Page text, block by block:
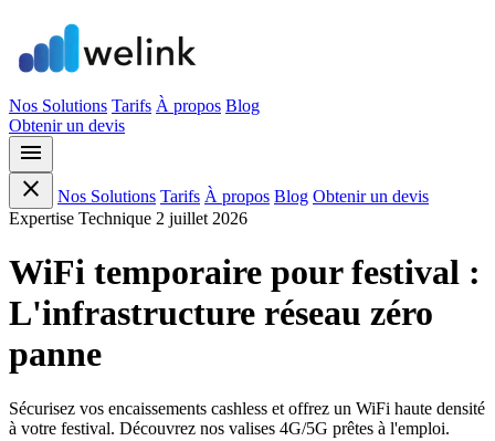
Nos Solutions Tarifs À propos Blog
Obtenir un devis
menu
close
Nos Solutions Tarifs À propos Blog Obtenir un devis
Expertise Technique 2 juillet 2026
WiFi temporaire pour festival :
L'infrastructure réseau zéro
panne
Sécurisez vos encaissements cashless et offrez un WiFi haute densité
à votre festival. Découvrez nos valises 4G/5G prêtes à l'emploi.